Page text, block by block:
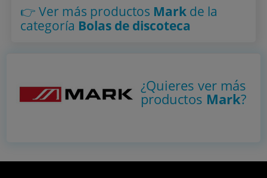
👉 Ver más productos Markde la
categoría Bolas de discoteca
¿Quieres ver más
productos Mark?